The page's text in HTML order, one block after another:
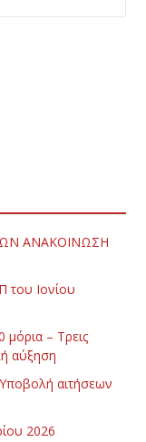
ΑΝΑΚΟΙΝΩΣΗ
του Ιονίου
– Τρεις
αύξηση
Υποβολή αιτήσεων
2026